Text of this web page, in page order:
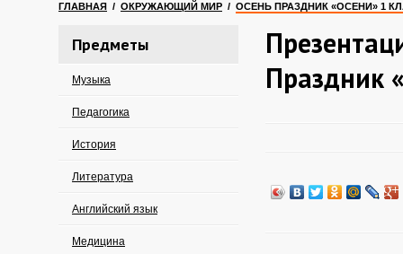
ГЛАВНАЯ / ОКРУЖАЮЩИЙ МИР / ОСЕНЬ ПРАЗДНИК «ОСЕНИ» 1
Предметы
Музыка
Педагогика
История
Литература
Английский язык
Медицина
Праздник